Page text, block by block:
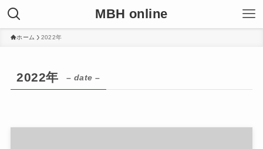
MBH online
ホーム 2022年
2022年 – date –